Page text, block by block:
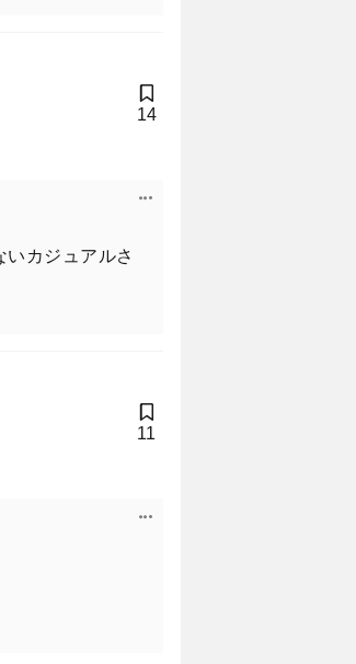
14
カジュアルさ
11